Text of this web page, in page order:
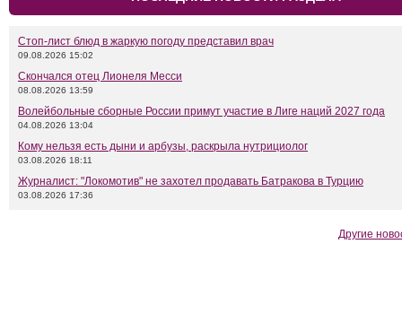
Стоп-лист блюд в жаркую погоду представил врач
09.08.2026 15:02
Скончался отец Лионеля Месси
08.08.2026 13:59
Волейбольные сборные России примут участие в Лиге наций 2027 года
04.08.2026 13:04
Кому нельзя есть дыни и арбузы, раскрыла нутрициолог
03.08.2026 18:11
Журналист: "Локомотив" не захотел продавать Батракова в Турцию
03.08.2026 17:36
Другие